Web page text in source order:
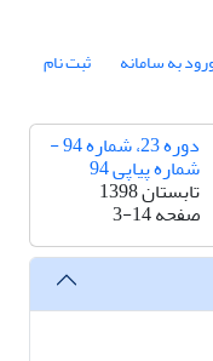
به سامانه ثبت نام
دوره 23، شماره 94 -
شماره پیاپی 94
تابستان 1398
صفحه3-14